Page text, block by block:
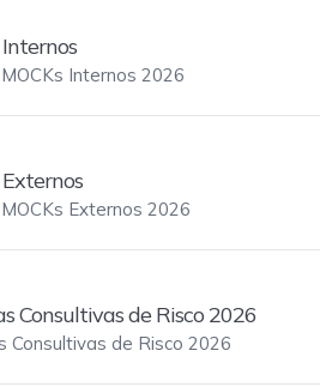
Internos
Internos 2026
Externos
Externos 2026
Consultivas de Risco 2026
Consultivas de Risco 2026